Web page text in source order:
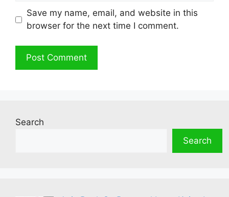
Save my name, email, and website in this
browser for the next time I comment.
Search
Search